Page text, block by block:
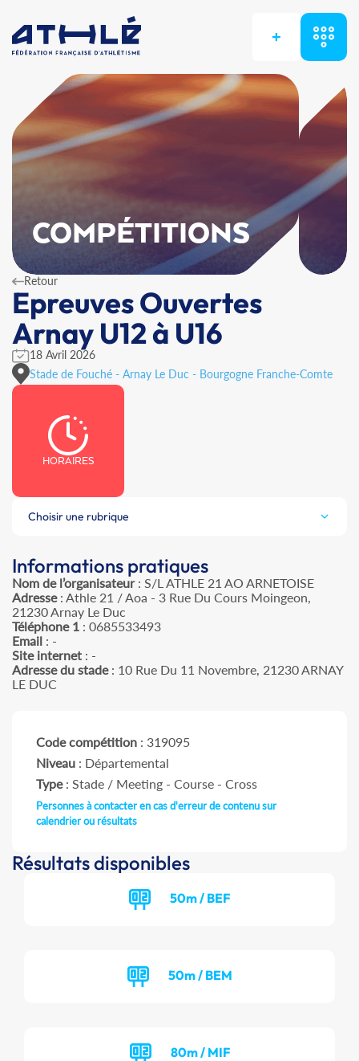
+
COMPÉTITIONS
Retour
Epreuves Ouvertes
Arnay U12 à U16
18 Avril 2026
Stade de Fouché - Arnay Le Duc - Bourgogne Franche-Comte
HORAIRES
Choisir une rubrique
Informations pratiques
Nom de l’organisateur: S/L ATHLE 21 AO ARNETOISE
Adresse: Athle 21 / Aoa - 3 Rue Du Cours Moingeon,
21230 Arnay Le Duc
Téléphone 1 : 0685533493
Email : -
Site internet : -
Adresse du stade: 10 Rue Du 11 Novembre, 21230 ARNAY
LE DUC
Code compétition : 319095
Niveau : Départemental
Type: Stade / Meeting - Course - Cross
Personnes à contacter en cas d'erreur de contenu sur
calendrier ou résultats
Résultats disponibles
50m / BEF
50m / BEM
80m / MIF